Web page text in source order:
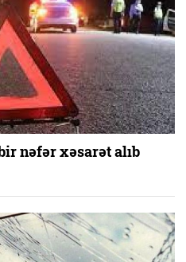
nəfər xəsarət alıb